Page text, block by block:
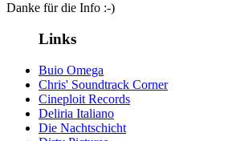
Danke für die Info :-)
Links
Buio Omega
Chris' Soundtrack Corner
Cineploit Records
Deliria Italiano
Die Nachtschicht